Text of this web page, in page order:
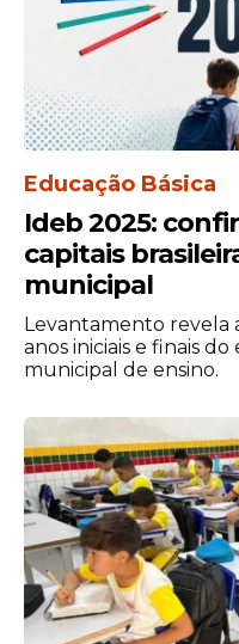
Educação Básica
Ideb 2025:
capitais
municipal
Levantamento revela
anos iniciais e finais
municipal de ensino.